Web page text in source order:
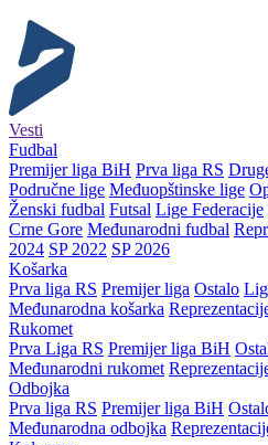
Vesti
Fudbal
Premijer liga BiH Prva liga RS
Područne lige Međuopštinske lige
Ženski fudbal Futsal Lige Federacije
Crne Gore Međunarodni fudbal
2024 SP 2022 SP 2026
Košarka
Prva liga RS Premijer liga Ostalo
Međunarodna košarka
Rukomet
Prva Liga RS Premijer liga BiH
Međunarodni rukomet
Odbojka
Prva liga RS Premijer liga BiH
Međunarodna odbojka